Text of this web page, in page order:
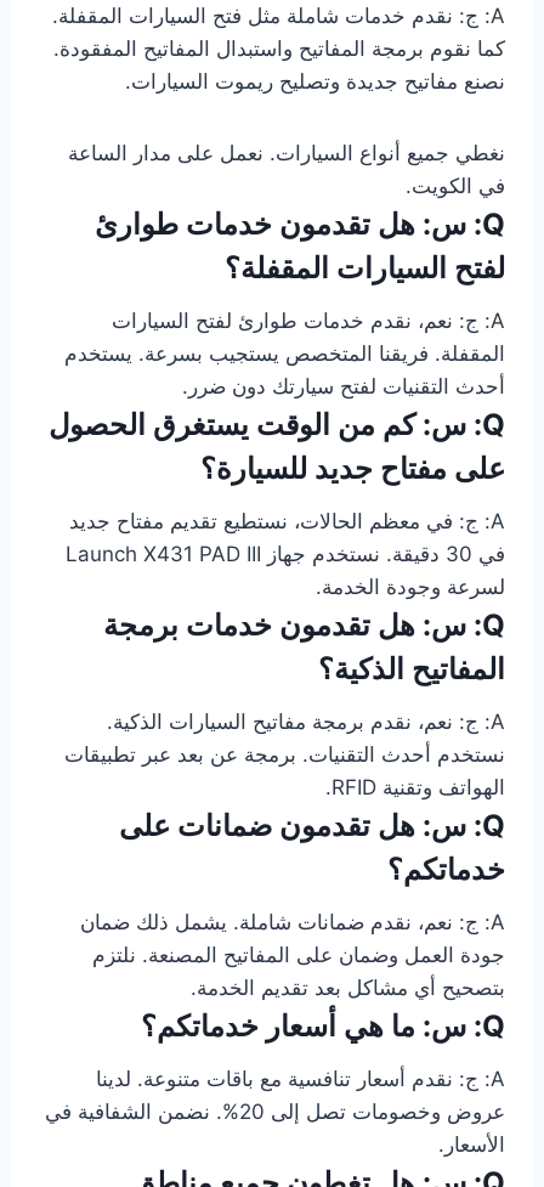
A: ج: نقدم خدمات شاملة مثل فتح السيارات المقفلة.
كما نقوم برمجة المفاتيح واستبدال المفاتيح المفقودة.
نصنع مفاتيح جديدة وتصليح ريموت السيارات.
نغطي جميع أنواع السيارات. نعمل على مدار الساعة
في الكويت.
Q: س: هل تقدمون خدمات طوارئ
لفتح السيارات المقفلة؟
A: ج: نعم، نقدم خدمات طوارئ لفتح السيارات
المقفلة. فريقنا المتخصص يستجيب بسرعة. يستخدم
أحدث التقنيات لفتح سيارتك دون ضرر.
Q: س: كم من الوقت يستغرق الحصول
على مفتاح جديد للسيارة؟
A: ج: في معظم الحالات، نستطيع تقديم مفتاح جديد
في 30 دقيقة. نستخدم جهاز Launch X431 PAD III
لسرعة وجودة الخدمة.
Q: س: هل تقدمون خدمات برمجة
المفاتيح الذكية؟
A: ج: نعم، نقدم برمجة مفاتيح السيارات الذكية.
نستخدم أحدث التقنيات. برمجة عن بعد عبر تطبيقات
الهواتف وتقنية RFID.
Q: س: هل تقدمون ضمانات على
خدماتكم؟
A: ج: نعم، نقدم ضمانات شاملة. يشمل ذلك ضمان
جودة العمل وضمان على المفاتيح المصنعة. نلتزم
بتصحيح أي مشاكل بعد تقديم الخدمة.
Q: س: ما هي أسعار خدماتكم؟
A: ج: نقدم أسعار تنافسية مع باقات متنوعة. لدينا
عروض وخصومات تصل إلى 20%. نضمن الشفافية في
الأسعار.